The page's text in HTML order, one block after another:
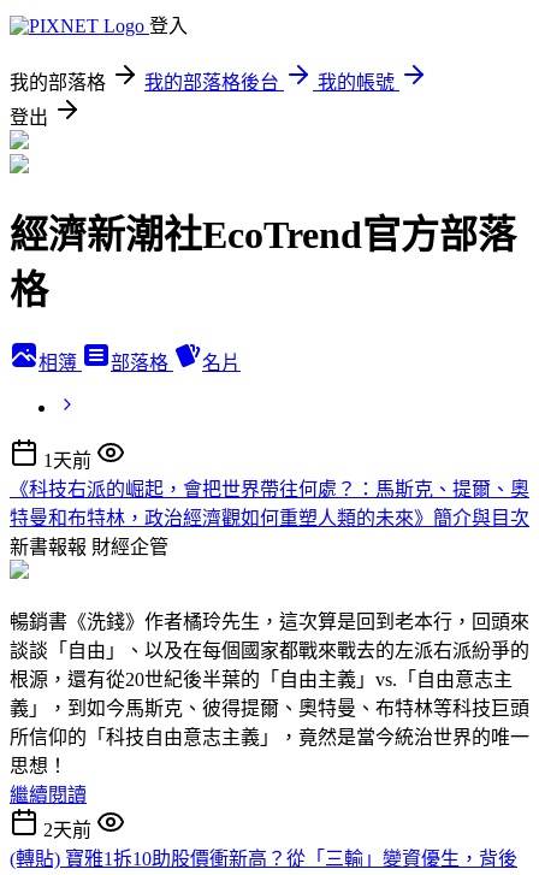
登入
我的部落格 我的部落格後台
我的帳號
登出
經濟新潮社EcoTrend官方部落
格
相簿 部落格 名片
1天前
《科技右派的崛起，會把世界帶往何處？：馬斯克、提爾、奧
特曼和布特林，政治經濟觀如何重塑人類的未來》簡介與目次
新書報報 財經企管
暢銷書《洗錢》作者橘玲先生，這次算是回到老本行，回頭來
談談「自由」、以及在每個國家都戰來戰去的左派右派紛爭的
根源，還有從20世紀後半葉的「自由主義」vs.「自由意志主
義」，到如今馬斯克、彼得提爾、奧特曼、布特林等科技巨頭
所信仰的「科技自由意志主義」，竟然是當今統治世界的唯一
思想！
繼續閱讀
2天前
(轉貼) 寶雅1拆10助股價衝新高？從「三輸」變資優生，背後